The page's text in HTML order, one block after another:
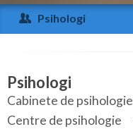
Arad
Arges
Bihor
Bistrita-Nasaud
Psihologi
Specialitati
Servicii
Psihologi
Cabinete de psihologie
Centre de psihologie